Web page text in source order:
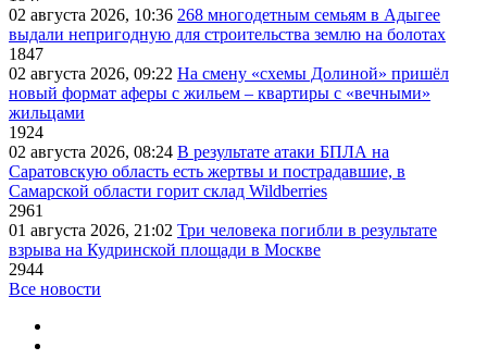
02 августа 2026, 10:36 268 многодетным семьям в Адыгее
выдали непригодную для строительства землю на болотах
1847
02 августа 2026, 09:22 На смену «схемы Долиной» пришёл
новый формат аферы с жильем – квартиры с «вечными»
жильцами
1924
02 августа 2026, 08:24 В результате атаки БПЛА на
Саратовскую область есть жертвы и пострадавшие, в
Самарской области горит склад Wildberries
2961
01 августа 2026, 21:02 Три человека погибли в результате
взрыва на Кудринской площади в Москве
2944
Все новости